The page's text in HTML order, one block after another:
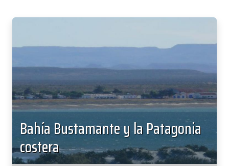
Bahía Bustamante y la Patagonia
costera